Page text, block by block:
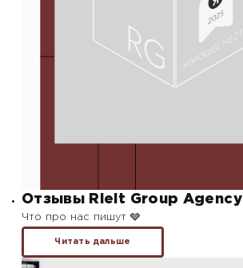
Отзывы Rielt Group Agency
Что про нас пишут 🩶
Читать дальше